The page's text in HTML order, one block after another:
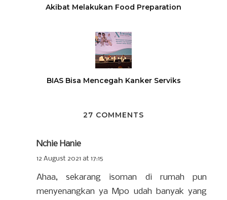
Akibat Melakukan Food Preparation
BIAS Bisa Mencegah Kanker Serviks
27 COMMENTS
Nchie Hanie
12 August 2021 at 17:15
Ahaa, sekarang isoman di rumah pun
menyenangkan ya Mpo udah banyak yang